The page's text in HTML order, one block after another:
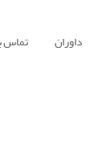
داوران تماس